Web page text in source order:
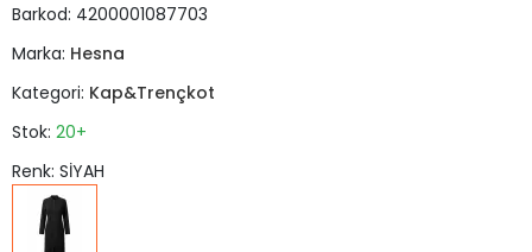
Barkod: 4200001087703
Marka: Hesna
Kategori: Kap&Trençkot
Stok: 20+
Renk: SİYAH